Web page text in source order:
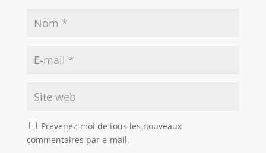
Prévenez-moi de tous les nouveaux
commentaires par e-mail.